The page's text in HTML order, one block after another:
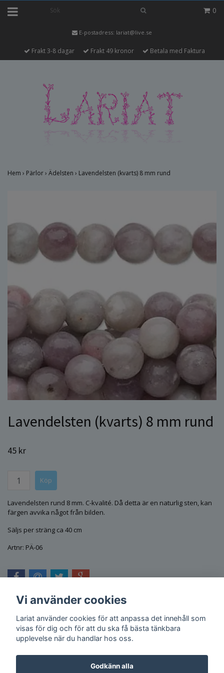
0
E-postadress: lariat@live.se
Frakt 3-8 dagar Frakt 49 kronor Betala med Faktura
Hem › Pärlor› Ädelsten › Lavendelsten (kvarts) 8 mm rund
Lavendelsten (kvarts) 8 mm rund
45 kr
Lavendelsten rund 8 mm. C-kvalité. Då detta är en naturlig sten, kan
färgen avvika något från bilden.
Säljs per sträng ca 40 cm
Artnr: PÄ-06
Vi använder cookies
Lariat använder cookies för att anpassa det innehåll som
visas för dig och för att du ska få bästa tänkbara
upplevelse när du handlar hos oss.
Godkänn alla